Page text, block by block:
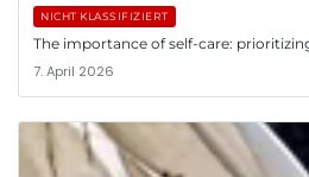
NICHT KLASSIFIZIERT
The importance of self-care:
7. April 2026